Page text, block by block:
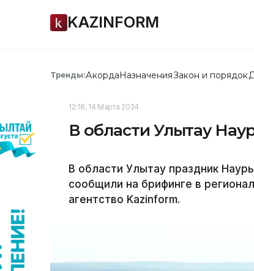
KAZINFORM
Тренды:АкордаНазначенияЗакон и порядок
12:18, 14 Марта 2024
В области Улытау
В области Улытау праздник
сообщили на брифинге в
агентство Kazinform.